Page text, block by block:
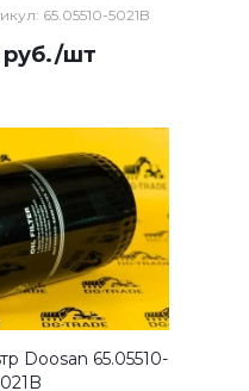
65.05510-5021B
руб./шт
Doosan 65.05510-